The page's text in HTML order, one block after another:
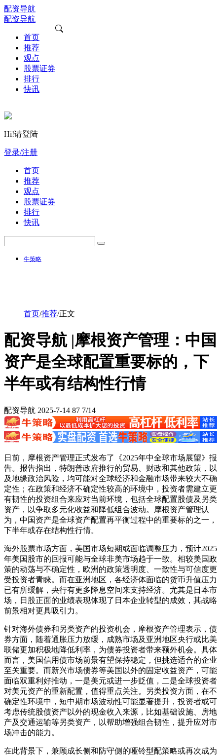
配资导航
配资导航
首页
推荐
观点
股票证券
排行
快讯
Hi!请登陆
登录/注册
首页
推荐
观点
股票证券
排行
快讯
牛策略
首页/推荐/正文
配资导航 |摩根资产管理：中国
资产是全球配置重要标的，下
半年或有结构性行情
配资导航 2025-7-14 87 7/14
日前，摩根资产管理正式发布了《2025年中全球市场展望》报
告。报告指出，特朗普政府推行的贸易、财政和其他政策，以
及地缘政治风险，均可能对全球经济和金融市场带来较大不确
定性；在政策和经济不确定性较高的环境中，投资者需建立更
有韧性的投资组合来应对当前环境，包括全球配置股债及另类
资产，以争取多元化收益和降低组合波动。摩根资产管理认
为，中国资产是全球资产配置再平衡过程中的重要标的之一，
下半年或存在结构性行情。
海外股票市场方面，美国市场短期或面临调整压力，预计2025
年美国股市的回报可能与全球非美市场趋于一致。相较美国政
策的动荡与不确定性，欧洲的政策透明度、一致性与可信度更
受投资者青睐。而在亚洲地区，各经济体面临的货币升值压力
已有所缓解，央行有更多降息空间来支持经济。尤其是日本市
场，日股正面的业绩表现体现了日本企业转型的成效，其战略
前景相对更具吸引力。
针对海外债券和另类资产的投资机会，摩根资产管理表示，债
券方面，随着通胀压力放缓，成熟市场及亚洲地区央行或比美
联储更加积极地降低利率，为债券投资者带来额外机会。具体
而言，美国信用债市场前景有望保持稳定，但挑选适合的企业
至关重要。而新兴市场债券等美国以外的固定收益资产，可能
面临双重利好推动，一是美元或进一步贬值，二是全球投资者
对美元资产的重新配置，值得重点关注。另类投资方面，在不
确定性环境中，短中期市场波动性可能显著提升，投资者或可
考虑传统股债资产以外的现金收入来源，比如基础设施、房地
产及交通运输等另类资产，以帮助增强组合韧性，提升应对市
场冲击的能力。
在此背景下，兼顾成长侧和防守侧的哑铃型配策略或再次成为